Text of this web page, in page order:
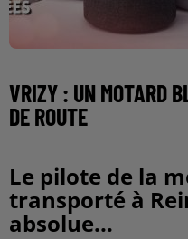
VRIZY : UN MOTARD
DE ROUTE
Le pilote de la
transporté à
absolue...